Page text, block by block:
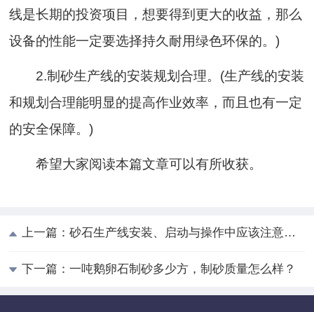
线是长期的投资项目，想要得到更大的收益，那么
设备的性能一定要选择持久耐用绿色环保的。)
2.制砂生产线的安装规划合理。(生产线的安装
和规划合理能明显的提高作业效率，而且也有一定
的安全保障。)
希望大家阅读本篇文章可以有所收获。
上一篇： 砂石生产线安装、启动与操作中应该注意的问题
下一篇：一吨鹅卵石制砂多少方，制砂质量怎么样？